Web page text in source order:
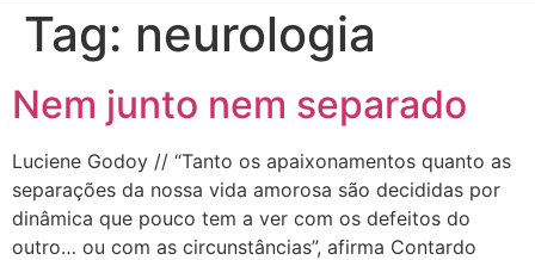
Tag: neurologia
Nem junto nem separado
Luciene Godoy // “Tanto os apaixonamentos quanto as
separações da nossa vida amorosa são decididas por
dinâmica que pouco tem a ver com os defeitos do
outro… ou com as circunstâncias”, afirma Contardo